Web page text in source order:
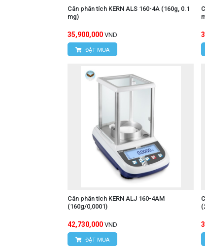
Cân phân tích KERN ALS 160-4A (160g, 0.1
mg)
35,900,000 VND
ĐẶT MUA
Cân phân tích KERN ALJ 160-4AM
(160g/0,0001)
42,730,000 VND
ĐẶT MUA